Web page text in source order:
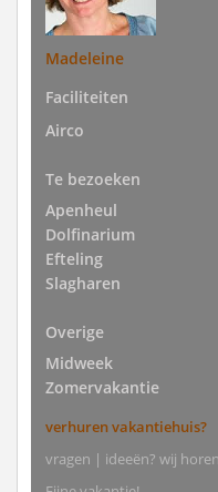
Madeleine
Faciliteiten
Airco
Te bezoeken
Apenheul
Dolfinarium
Efteling
Slagharen
Overige
Midweek
Zomervakantie
verhuren vakantiehuis?
vragen | ideeën? wij